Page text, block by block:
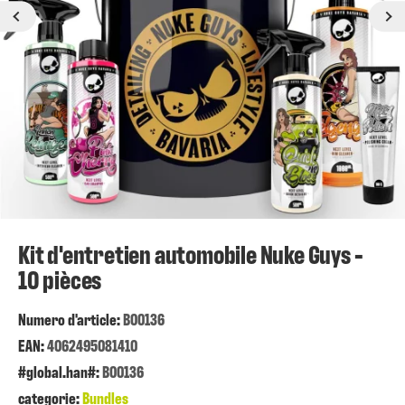
Kit d'entretien automobile Nuke Guys -
10 pièces
Numero d'article:B00136
EAN:4062495081410
#global.han#:B00136
categorie:Bundles